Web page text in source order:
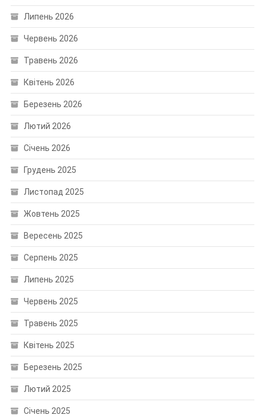
Липень 2026
Червень 2026
Травень 2026
Квітень 2026
Березень 2026
Лютий 2026
Січень 2026
Грудень 2025
Листопад 2025
Жовтень 2025
Вересень 2025
Серпень 2025
Липень 2025
Червень 2025
Травень 2025
Квітень 2025
Березень 2025
Лютий 2025
Січень 2025